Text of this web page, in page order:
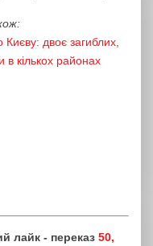
двоє загиблих,
в кількох районах
лайк - переказ 50,